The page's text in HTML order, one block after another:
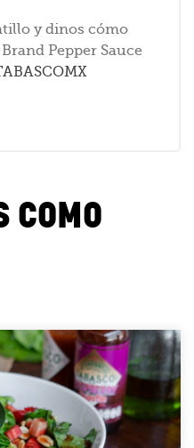
y dinos cómo
Pepper Sauce
COMO